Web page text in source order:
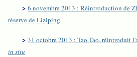
> 6 novembre 2013 : Réintroduction de
réserve de Liziping
> 31 octobre 2013 : Tao Tao, réintroduit
in situ